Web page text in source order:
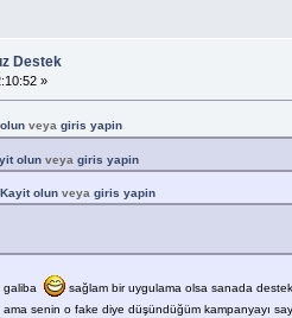
Destek
»
veya giris yapin
olunveya giris yapin
Kayit olunveya giris yapin
galiba
sağlam bir uygulama olsa sanada
senin o fake diye düşündüğüm kampanyayı